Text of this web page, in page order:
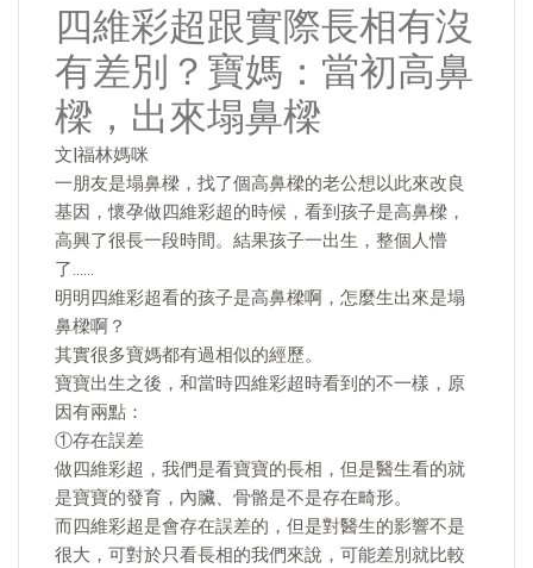
四維彩超跟實際長相有沒
有差別？寶媽：當初高鼻
樑，出來塌鼻樑
文|福林媽咪
一朋友是塌鼻樑，找了個高鼻樑的老公想以此來改良
基因，懷孕做四維彩超的時候，看到孩子是高鼻樑，
高興了很長一段時間。結果孩子一出生，整個人懵
了……
明明四維彩超看的孩子是高鼻樑啊，怎麼生出來是塌
鼻樑啊？
其實很多寶媽都有過相似的經歷。
寶寶出生之後，和當時四維彩超時看到的不一樣，原
因有兩點：
①存在誤差
做四維彩超，我們是看寶寶的長相，但是醫生看的就
是寶寶的發育，內臟、骨骼是不是存在畸形。
而四維彩超是會存在誤差的，但是對醫生的影響不是
很大，可對於只看長相的我們來說，可能差別就比較